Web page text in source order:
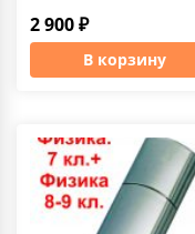
2 900 ₽
В корзину